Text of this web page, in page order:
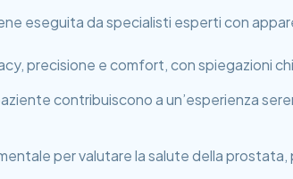
eseguita da specialisti esperti con
precisione e comfort, con spiegazioni
contribuiscono a un’esperienza
per valutare la salute della